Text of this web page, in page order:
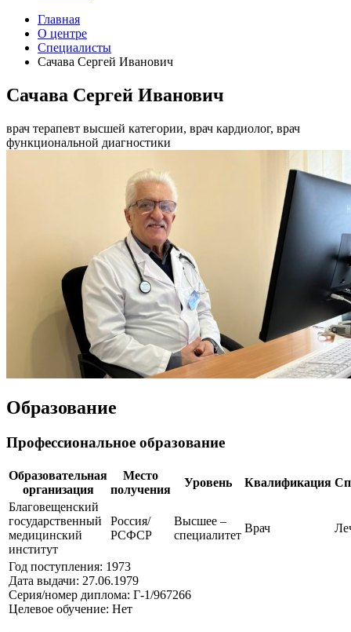
Главная
О центре
Специалисты
Сачава Сергей Иванович
Сачава Сергей Иванович
врач терапевт высшей категории, врач кардиолог, врач
функциональной диагностики
Образование
Профессиональное образование
Образовательная
организация
Место
получения
Уровень Квалификация
Благовещенский
государственный
медицинский
институт
Россия/
РСФСР
Высшее –
специалитет
Врач
Год поступления: 1973
Дата выдачи: 27.06.1979
Серия/номер диплома: Г-1/967266
Целевое обучение: Нет